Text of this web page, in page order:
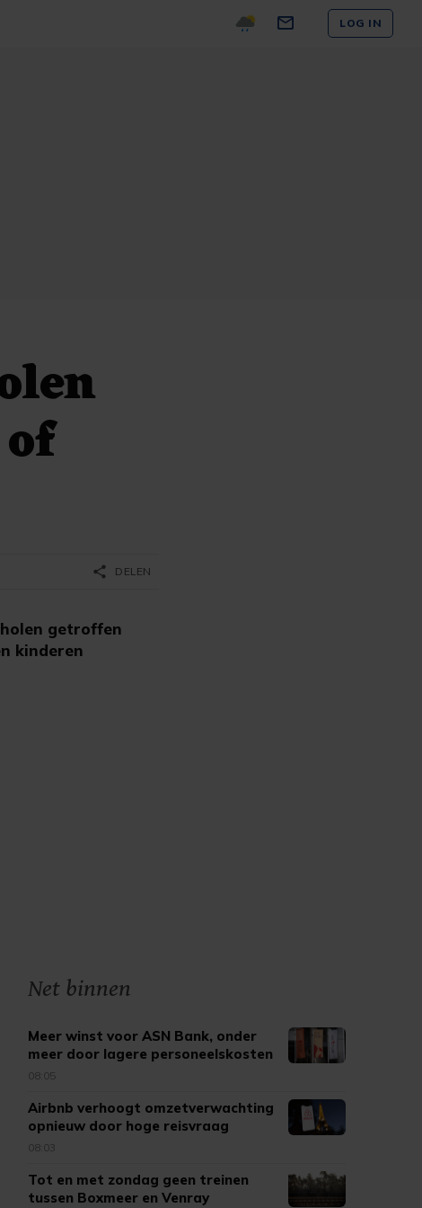
LOG IN
getroffen
kinderen
share DELEN
Net binnen
Meer winst voor ASN Bank, onder
meer door lagere personeelskosten
08:05
Airbnb verhoogt omzetverwachting
opnieuw door hoge reisvraag
08:03
Tot en met zondag geen treinen
tussen Boxmeer en Venray